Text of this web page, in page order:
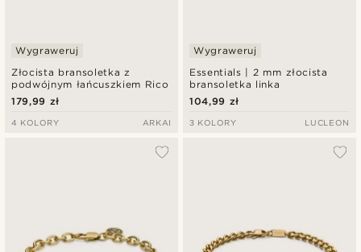
Złocista bransoletka z
podwójnym łańcuszkiem Rico
Wygraweruj
179,99 zł
4 KOLORY ARKAI
Essentials | 2 mm złocista
bransoletka linka
Wygraweruj
104,99 zł
3 KOLORY LUCLEON